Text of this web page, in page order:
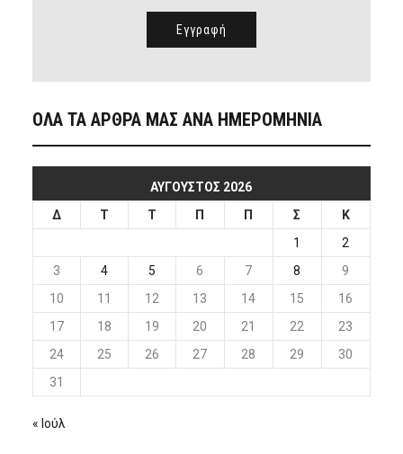
ΟΛΑ ΤΑ ΑΡΘΡΑ ΜΑΣ ΑΝΑ ΗΜΕΡΟΜΗΝΙΑ
ΑΎΓΟΥΣΤΟΣ 2026
Δ
Τ Τ Π Π Σ
Κ
1
2
3
4 5 6 7 8
9
10
11 12 13 14 15
16
17
18 19 20 21 22
23
24
25 26 27 28 29
30
31
« Ιούλ